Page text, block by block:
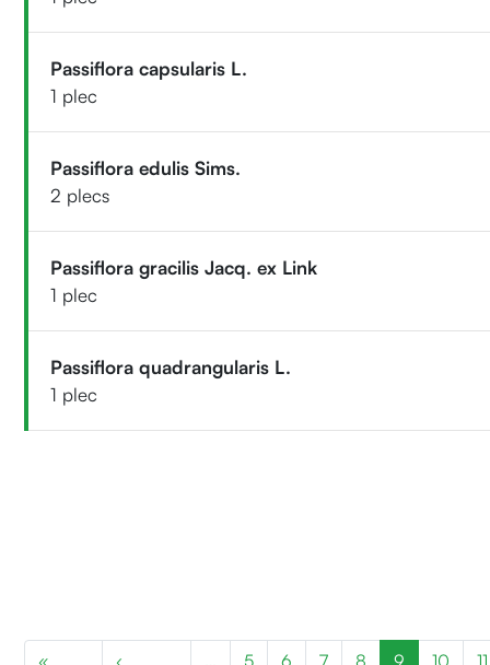
Passiflora capsularis L.
1 plec
Passiflora edulis Sims.
2 plecs
Passiflora gracilis Jacq. ex Link
1 plec
Passiflora quadrangularis L.
1 plec
Paginació
«
‹
… 5 6 7 8 9 10 11